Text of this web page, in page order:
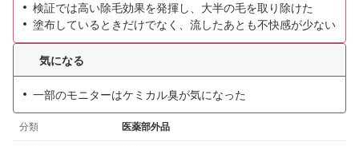
検証では高い除毛効果を発揮し、大半の毛を取り除けた
塗布しているときだけでなく、流したあとも不快感が少ない
気になる
一部のモニターはケミカル臭が気になった
分類 医薬部外品